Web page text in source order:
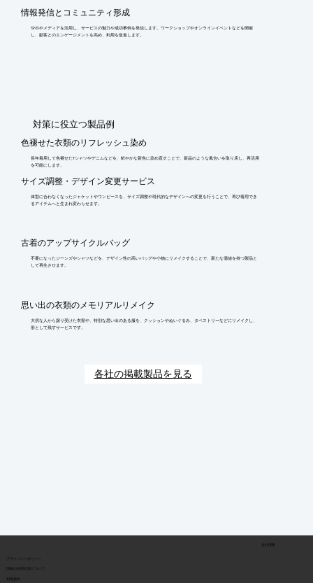
情報発信とコミュニティ形成
SNSやメディアを活用し、サービスの魅力や成功事例を発信します。ワークショップやオンラインイベントなどを開催
し、顧客とのエンゲージメントを高め、利用を促進します。
​対策に役立つ製品例
色褪せた衣類のリフレッシュ染め
長年着用して色褪せたTシャツやデニムなどを、鮮やかな新色に染め直すことで、新品のような風合いを取り戻し、再活用
を可能にします。
サイズ調整・デザイン変更サービス
体型に合わなくなったジャケットやワンピースを、サイズ調整や現代的なデザインへの変更を行うことで、再び着用でき
るアイテムへと生まれ変わらせます。
古着のアップサイクルバッグ
不要になったジーンズやシャツなどを、デザイン性の高いバッグや小物にリメイクすることで、新たな価値を持つ製品と
して再生させます。
思い出の衣類のメモリアルリメイク
大切な人から譲り受けた衣類や、特別な思い出のある服を、クッションやぬいぐるみ、タペストリーなどにリメイクし、
形として残すサービスです。
各社の掲載製品を見る
​プライバシーポリシー
​情報の外部伝達について
利用規約
会社情報